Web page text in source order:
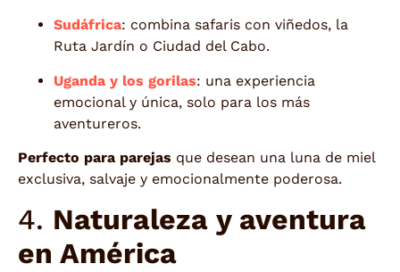
Sudáfrica: combina safaris con viñedos, la
Ruta Jardín o Ciudad del Cabo.
Uganda y los gorilas: una experiencia
emocional y única, solo para los más
aventureros.
Perfecto para parejas que desean una luna de miel
exclusiva, salvaje y emocionalmente poderosa.
4. Naturaleza y aventura
en América